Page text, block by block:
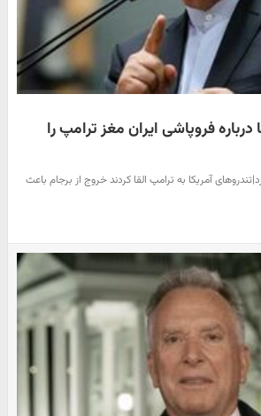
فروپاشی ایران مغز ترامپ را
آمریکا به ترامپ القا کردند خروج از برجام باعث